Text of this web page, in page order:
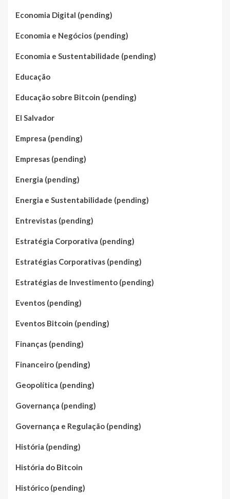
Economia Digital (pending)
Economia e Negócios (pending)
Economia e Sustentabilidade (pending)
Educação
Educação sobre Bitcoin (pending)
El Salvador
Empresa (pending)
Empresas (pending)
Energia (pending)
Energia e Sustentabilidade (pending)
Entrevistas (pending)
Estratégia Corporativa (pending)
Estratégias Corporativas (pending)
Estratégias de Investimento (pending)
Eventos (pending)
Eventos Bitcoin (pending)
Finanças (pending)
Financeiro (pending)
Geopolítica (pending)
Governança (pending)
Governança e Regulação (pending)
História (pending)
História do Bitcoin
Histórico (pending)